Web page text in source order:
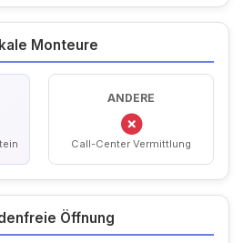
Monteure
ANDERE
Call-Center Vermittlung
Öffnung